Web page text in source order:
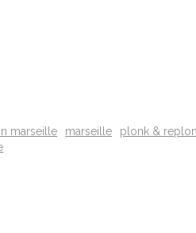
marseille marseille plonk &